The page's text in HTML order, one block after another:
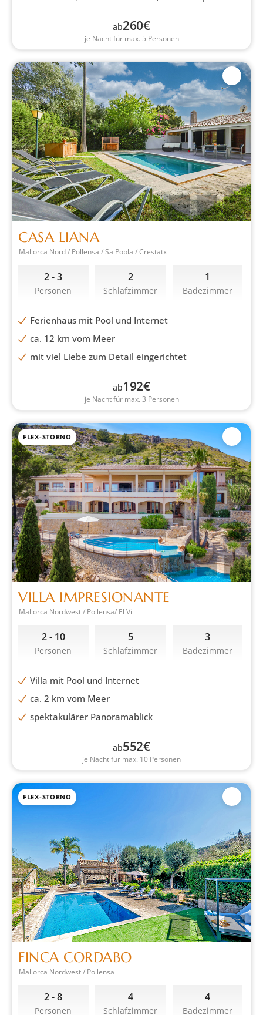
ab260€
je Nacht für max. 5 Personen
CASA LIANA
Mallorca Nord / Pollensa / Sa Pobla / Crestatx
2 - 3
Personen
2
Schlafzimmer
1
Badezimmer
Ferienhaus mit Pool und Internet
ca. 12 km vom Meer
mit viel Liebe zum Detail eingerichtet
ab192€
je Nacht für max. 3 Personen
FLEX-STORNO
VILLA IMPRESIONANTE
Mallorca Nordwest / Pollensa/ El Vil
2 - 10
Personen
5
Schlafzimmer
3
Badezimmer
Villa mit Pool und Internet
ca. 2 km vom Meer
spektakulärer Panoramablick
ab552€
je Nacht für max. 10 Personen
FLEX-STORNO
FINCA CORDABO
Mallorca Nordwest / Pollensa
2 - 8
Personen
4
Schlafzimmer
4
Badezimmer